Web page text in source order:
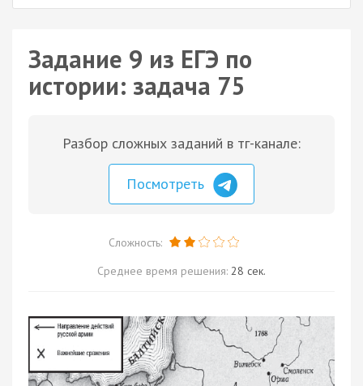
Задание 9 из ЕГЭ по
истории: задача 75
Разбор сложных заданий в тг-канале:
Посмотреть
Сложность:
Среднее время решения: 28 сек.